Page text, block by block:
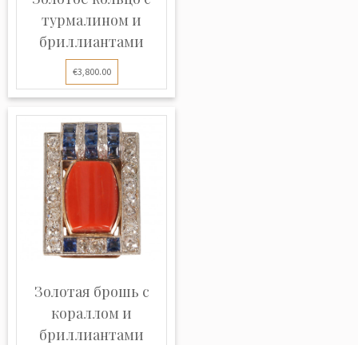
турмалином и
бриллиантами
€3,800.00
Золотая брошь с
кораллом и
бриллиантами